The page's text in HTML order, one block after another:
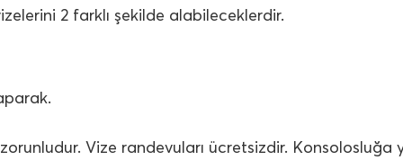
2 farklı şekilde alabileceklerdir.
Vize randevuları ücretsizdir.